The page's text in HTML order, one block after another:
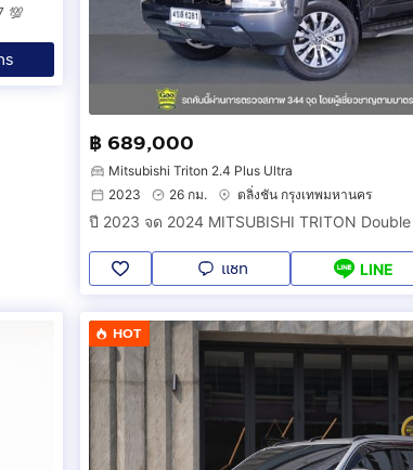
💯
ร
฿ 689,000
Mitsubishi Triton 2.4 Plus Ultra
2023
26 กม. ตลิ่งชัน กรุงเทพมหานคร
แชท LINE
HOT